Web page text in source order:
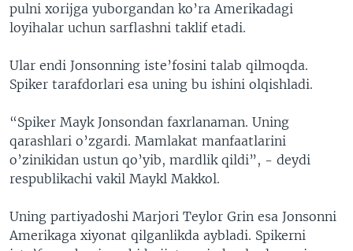
pulni xorijga yuborgandan ko’ra Amerikadagi
loyihalar uchun sarflashni taklif etadi.
Ular endi Jonsonning iste’fosini talab qilmoqda.
Spiker tarafdorlari esa uning bu ishini olqishladi.
“Spiker Mayk Jonsondan faxrlanaman. Uning
qarashlari o’zgardi. Mamlakat manfaatlarini
o’zinikidan ustun qo’yib, mardlik qildi”, - deydi
respublikachi vakil Maykl Makkol.
Uning partiyadoshi Marjori Teylor Grin esa Jonsonni
Amerikaga xiyonat qilganlikda aybladi. Spikerni